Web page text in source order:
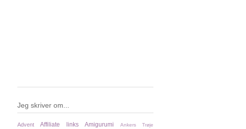
Jeg skriver om...
Advent Affiliate links Amigurumi Ankers Trøje